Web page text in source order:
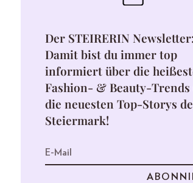
Der STEIRERIN Newsletter:
Damit bist du immer top
informiert über die
Fashion- & Beauty-Trends
die neuesten Top-Storys
Steiermark!